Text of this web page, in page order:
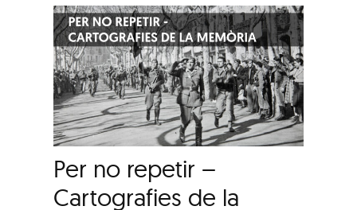
Per no repetir –
Cartografies de la